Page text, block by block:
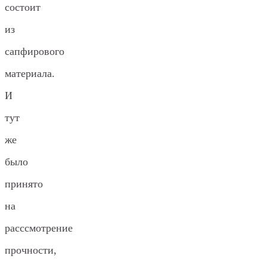
состоит
из
сапфирового
материала.
И
тут
же
было
принято
на
расссмотрение
прочности,